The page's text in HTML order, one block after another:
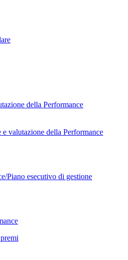
della Performance
e valutazione della Performance
Piano esecutivo di gestione